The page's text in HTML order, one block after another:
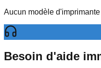
Aucun modèle
Besoin d'aide